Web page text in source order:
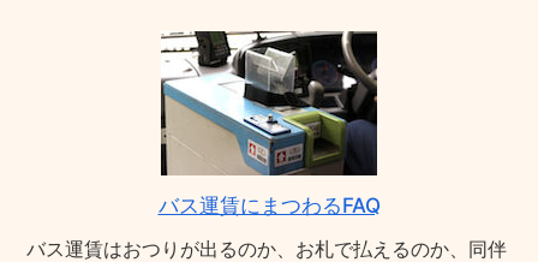
バス運賃にまつわるFAQ
バス運賃はおつりが出るのか、お札で払えるのか、同伴